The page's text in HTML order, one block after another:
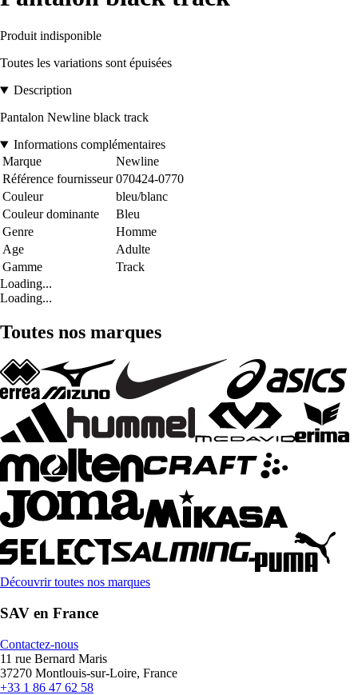
Produit indisponible
Toutes les variations sont épuisées
Description
Pantalon Newline black track
Informations complémentaires
Marque
Newline
Référence fournisseur 070424-0770
Couleur
bleu/blanc
Couleur dominante
Bleu
Genre
Homme
Age
Adulte
Gamme
Track
Loading...
Loading...
Toutes nos marques
Découvrir toutes nos marques
SAV en France
Contactez-nous
11 rue Bernard Maris
37270 Montlouis-sur-Loire, France
+33 1 86 47 62 58